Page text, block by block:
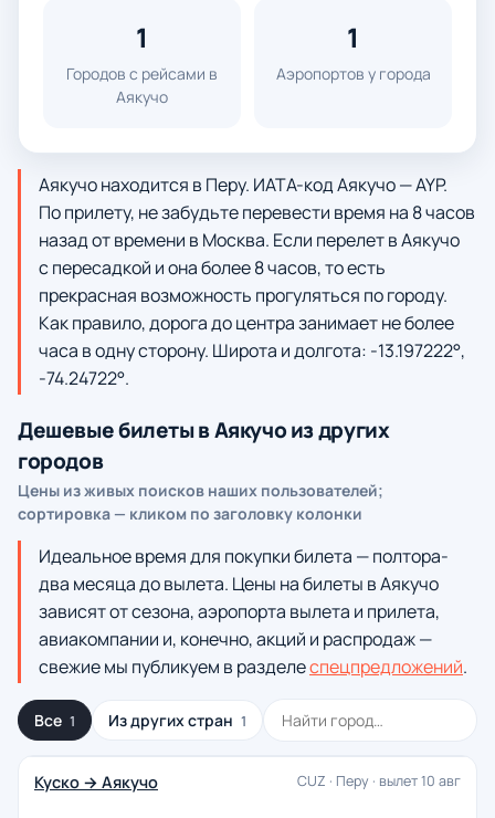
1
Городов с рейсами в
Аякучо
1
Аэропортов у города
Аякучо находится в Перу. ИАТА-код Аякучо — AYP.
По прилету, не забудьте перевести время на 8 часов
назад от времени в Москва. Если перелет в Аякучо
с пересадкой и она более 8 часов, то есть
прекрасная возможность прогуляться по городу.
Как правило, дорога до центра занимает не более
часа в одну сторону. Широта и долгота: -13.197222°,
-74.24722°.
Дешевые билеты в Аякучо из других
городов
Цены из живых поисков наших пользователей;
сортировка — кликом по заголовку колонки
Идеальное время для покупки билета — полтора-
два месяца до вылета. Цены на билеты в Аякучо
зависят от сезона, аэропорта вылета и прилета,
авиакомпании и, конечно, акций и распродаж —
свежие мы публикуем в разделеспецпредложений.
Все 1 Из других стран 1
Куско → Аякучо CUZ · Перу · вылет 10 авг